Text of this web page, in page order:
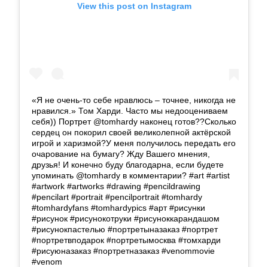
View this post on Instagram
«Я не очень-то себе нравлюсь – точнее, никогда не
нравился.» Том Харди. Часто мы недооцениваем
себя)) Портрет @tomhardy наконец готов??Сколько
сердец он покорил своей великолепной актёрской
игрой и харизмой?У меня получилось передать его
очарование на бумагу? Жду Вашего мнения,
друзья! И конечно буду благодарна, если будете
упоминать @tomhardy в комментарии? #art #artist
#artwork #artworks #drawing #pencildrawing
#pencilart #portrait #pencilportrait #tomhardy
#tomhardyfans #tomhardypics #арт #рисунки
#рисунок #рисунокотруки #рисуноккарандашом
#рисунокпастелью #портретыназаказ #портрет
#портретвподарок #портретымосква #томхарди
#рисуюназаказ #портретназаказ #venommovie
#venom